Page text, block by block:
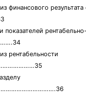
финансового результата
показателей рентабельно-
рентабельности